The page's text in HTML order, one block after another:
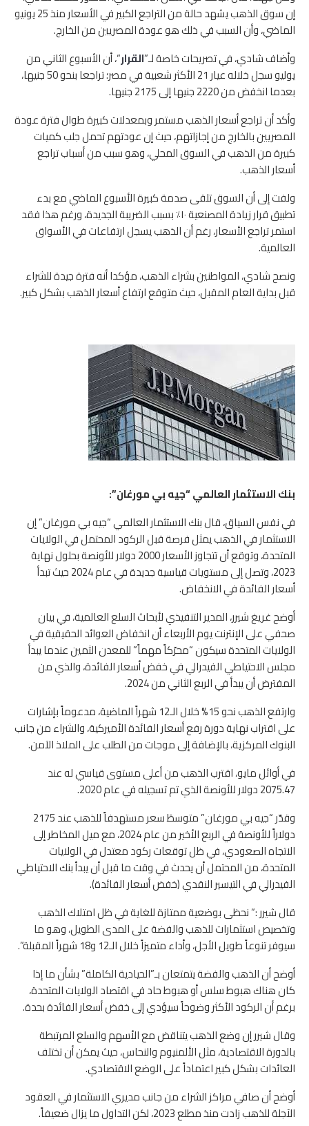
إن سوق الذهب يشهد حالة من التراجع الكبير في الأسعار منذ 25 يونيو
الماضي، وأن السبب في ذلك هو عودة المصريين من الخارج.
وأضاف شادي، في تصريحات خاصة لـ”القرار“، أن الأسبوع الثاني من
يوليو سجل خلاله عيار 21 الأكثر شعبية في مصر؛ تراجعا بنحو 50 جنيها،
بعدما انخفض من 2220 جنيها إلى 2175 جنيها.
وأكد أن تراجع أسعار الذهب مستمر وبمعدلات كبيرة طوال فترة عودة
المصريين بالخارج من إجازاتهم، حيث إن عودتهم تحمل جلب كميات
كبيرة من الذهب في السوق المحلي، وهو سبب من أسباب تراجع
أسعار الذهب.
ولفت إلى أن السوق تلقى صدمة كبيرة الأسبوع الماضي مع بدء
تطبيق قرار زيادة المصنعية ١٠٪ بسبب الضريبة الجديدة، ورغم هذا فقد
استمر تراجع الأسعار، رغم أن الذهب يسجل ارتفاعات في الأسواق
العالمية.
ونصح شادي، المواطنين بشراء الذهب، مؤكدا أنه فترة جيدة للشراء
قبل بداية العام المقبل، حيث متوقع ارتفاع أسعار الذهب بشكل كبير.
بنك الاستثمار العالمي “جيه بي مورغان”:
في نفس السياق، قال بنك الاستثمار العالمي “جيه بي مورغان” إن
الاستثمار في الذهب يمثل فرصة قبل الركود المحتمل في الولايات
المتحدة، وتوقع أن تتجاوز الأسعار 2000 دولار للأونصة بحلول نهاية
2023، وتصل إلى مستويات قياسية جديدة في عام 2024 حيث تبدأ
أسعار الفائدة في الانخفاض.
أوضح غريغ شيرر، المدير التنفيذي لأبحاث السلع العالمية، في بيان
صحفي على الإنترنت يوم الأربعاء أن انخفاض العوائد الحقيقية في
الولايات المتحدة سيكون “محرّكاً مهماً” للمعدن الثمين عندما يبدأ
مجلس الاحتياطي الفيدرالي في خفض أسعار الفائدة، والذي من
المفترض أن يبدأ في الربع الثاني من 2024.
وارتفع الذهب نحو 15% خلال الـ12 شهراً الماضية، مدعوماً بإشارات
على اقتراب نهاية دورة رفع أسعار الفائدة الأميركية، والشراء من جانب
البنوك المركزية، بالإضافة إلى موجات من الطلب على الملاذ الآمن.
في أوائل مايو، اقترب الذهب من أعلى مستوى قياسي له عند
2075.47 دولار للأونصة الذي تم تسجيله في عام 2020.
وقدّر “جيه بي مورغان” متوسطَ سعر مستهدفاً للذهب عند 2175
دولاراً للأونصة في الربع الأخير من عام 2024، مع ميل المخاطر إلى
الاتجاه الصعودي، في ظل توقعات ركود معتدل في الولايات
المتحدة، من المحتمل أن يحدث في وقت ما قبل أن يبدأ بنك الاحتياطي
الفيدرالي في التيسير النقدي (خفض أسعار الفائدة).
قال شيرر :” نحظى بوضعية ممتازة للغاية في ظل امتلاك الذهب
وتخصيص استثمارات للذهب والفضة على المدى الطويل، وهو ما
سيوفر تنوعاً طويل الأجل، وأداء متميزاً خلال الـ12 و18 شهراً المقبلة”.
أوضح أن الذهب والفضة يتمتعان بـ”الحيادية الكاملة” بشأن ما إذا
كان هناك هبوط سلس أو هبوط حاد في اقتصاد الولايات المتحدة،
برغم أن الركود الأكثر وضوحاً سيؤدي إلى خفض أسعار الفائدة بحدة.
وقال شيرر إن وضع الذهب يتناقض مع الأسهم والسلع المرتبطة
بالدورة الاقتصادية، مثل الألمنيوم والنحاس، حيث يمكن أن تختلف
العائدات بشكل كبير اعتماداً على الوضع الاقتصادي.
أوضح أن صافي مراكز الشراء من جانب مديري الاستثمار في العقود
الآجلة للذهب زادت منذ مطلع 2023، لكن التداول ما يزال ضعيفاً.